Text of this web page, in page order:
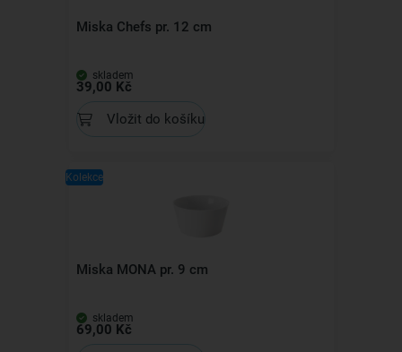
Miska Chefs pr. 12 cm
skladem
39,00 Kč
Vložit do košíku
Kolekce
Miska MONA pr. 9 cm
skladem
69,00 Kč